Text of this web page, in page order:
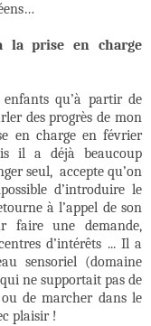
la prise en charge
qu’à partir de
des progrès de mon
en charge en février
il a déjà beaucoup
seul, accepte qu’on
d’introduire le
à l’appel de son
faire une demande,
d’intérêts ... Il a
sensoriel (domaine
ne supportait pas de
de marcher dans le
plaisir !